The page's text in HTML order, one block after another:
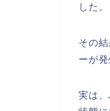
した。
その
ーが
実は